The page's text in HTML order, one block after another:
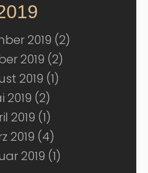
2019 (2)
2019 (2)
2019 (1)
2019 (2)
2019 (1)
2019 (4)
2019 (1)